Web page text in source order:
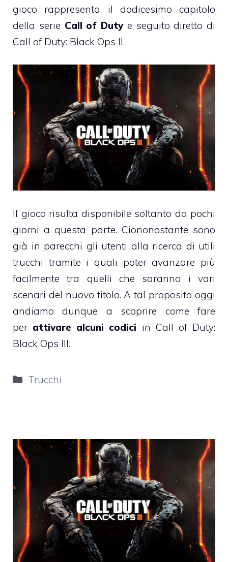
gioco rappresenta il dodicesimo capitolo
della serie Call of Dutye seguito diretto di
Call of Duty: Black Ops II.
Il gioco risulta disponibile soltanto da pochi
giorni a questa parte. Ciononostante sono
già in parecchi gli utenti alla ricerca di utili
trucchi tramite i quali poter avanzare più
facilmente tra quelli che saranno i vari
scenari del nuovo titolo. A tal proposito oggi
andiamo dunque a scoprire come fare
per attivare alcuni codici in Call of Duty:
Black Ops III.
Categorie
Trucchi